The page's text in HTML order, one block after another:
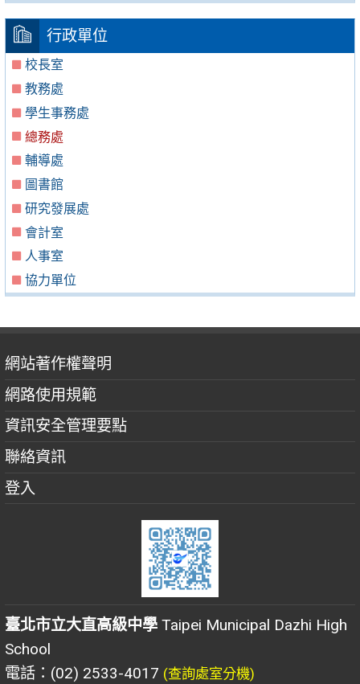
行政單位
校長室
教務處
學生事務處
總務處
輔導處
圖書館
研究發展處
會計室
人事室
協力單位
網站著作權聲明
網路使用規範
資訊安全管理要點
聯絡資訊
登入
臺北市立大直高級中學 Taipei Municipal Dazhi High
School
電話：(02) 2533-4017 (查詢處室分機)